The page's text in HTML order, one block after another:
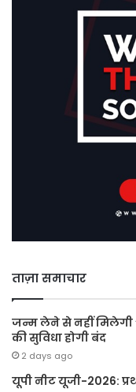
ताज़ा समाचार
जन्म लेने से नहीं मिलेगी
की सुविधा होगी बंद
2 days ago
यूपी नीट यूजी-2026: